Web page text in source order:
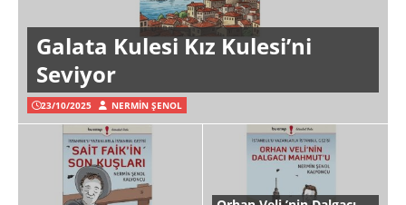
Galata Kulesi Kız Kulesi’ni
Seviyor
23/10/2025 NERMIN ŞENOL